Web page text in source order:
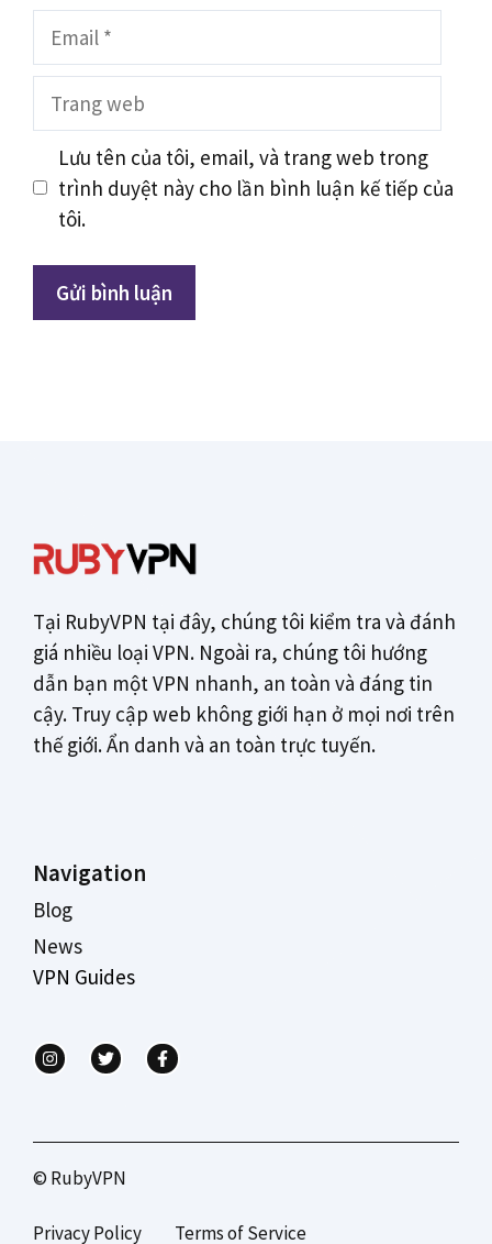
Lưu tên của tôi, email, và trang web trong
trình duyệt này cho lần bình luận kế tiếp của
tôi.
Tại RubyVPN tại đây, chúng tôi kiểm tra và đánh
giá nhiều loại VPN. Ngoài ra, chúng tôi hướng
dẫn bạn một VPN nhanh, an toàn và đáng tin
cậy. Truy cập web không giới hạn ở mọi nơi trên
thế giới. Ẩn danh và an toàn trực tuyến.
Navigation
Blog
News
VPN Guides
© RubyVPN
Privacy Policy Terms of Service